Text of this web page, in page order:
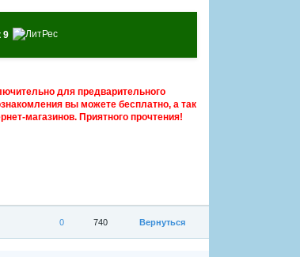
9
для предварительного
вы можете бесплатно, а так
магазинов. Приятного прочтения!
Вернуться
740
0